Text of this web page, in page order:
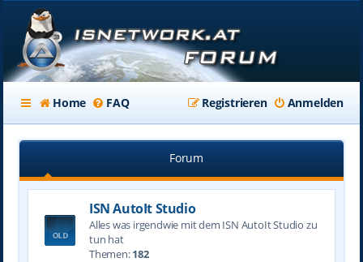
Home FAQ Anmelden
Registrieren
Forum
ISN AutoIt Studio
Alles was irgendwie mit dem ISN AutoIt Studio zu
tun hat
Themen:182